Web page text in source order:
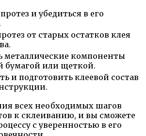
и убедиться в его
от старых остатков клея
металлические компоненты
бумагой или щеткой.
и подготовить клеевой состав
всех необходимых шагов
к склеиванию, и вы сможете
с уверенностью в его